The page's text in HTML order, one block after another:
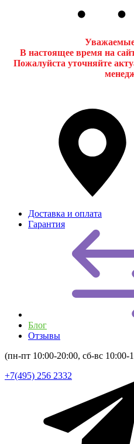
В настоящее время на
Пожалуйста уточняйте
Доставка и оплата
Гарантия
Блог
Отзывы
(пн-пт 10:00-20:00, сб-вс 10:00-
+7(495) 256 2332